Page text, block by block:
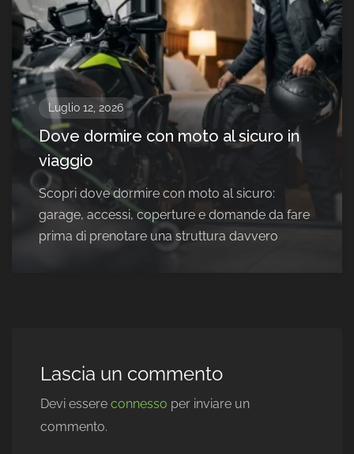
Luglio 12, 2026
Dove dormire con moto al sicuro in
viaggio
Scopri dove dormire con moto al sicuro:
garage, accessi, coperture e domande da fare
prima di prenotare una struttura davvero
Lascia un commento
Devi essere connesso per inviare un
commento.